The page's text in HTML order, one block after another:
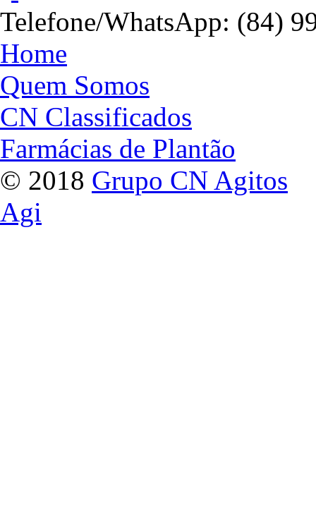
Telefone/WhatsApp: (84)
Home
Quem Somos
CN Classificados
Farmácias de Plantão
© 2018 Grupo CN Agitos
Agi